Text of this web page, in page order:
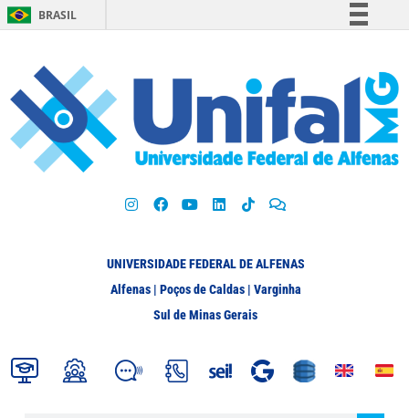
BRASIL
Participe
Acesso à informação
Legislação
UNIVERSIDADE FEDERAL DE ALFENAS
Alfenas | Poços de Caldas | Varginha
Sul de Minas Gerais